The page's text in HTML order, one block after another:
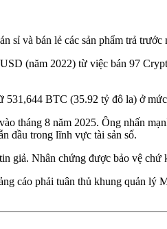
và bán lẻ các sản phẩm trả trước
(năm 2022) từ việc bán 97
531,644 BTC (35.92 tỷ đô la) ở
tháng 8 năm 2025. Ông nhấn
đầu trong lĩnh vực tài sản số.
giả. Nhân chứng được bảo vệ chứ
cáo phải tuân thủ khung quản lý